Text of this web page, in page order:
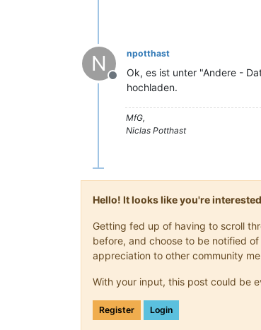
N
Offline
npotthast
Ok, es ist unter "Andere -
hochladen.
MfG,
Niclas Potthast
Hello! It looks like you're
Getting fed up of having to scroll
before, and choose to be notified
appreciation to other community
With your input, this post could be
Register Login